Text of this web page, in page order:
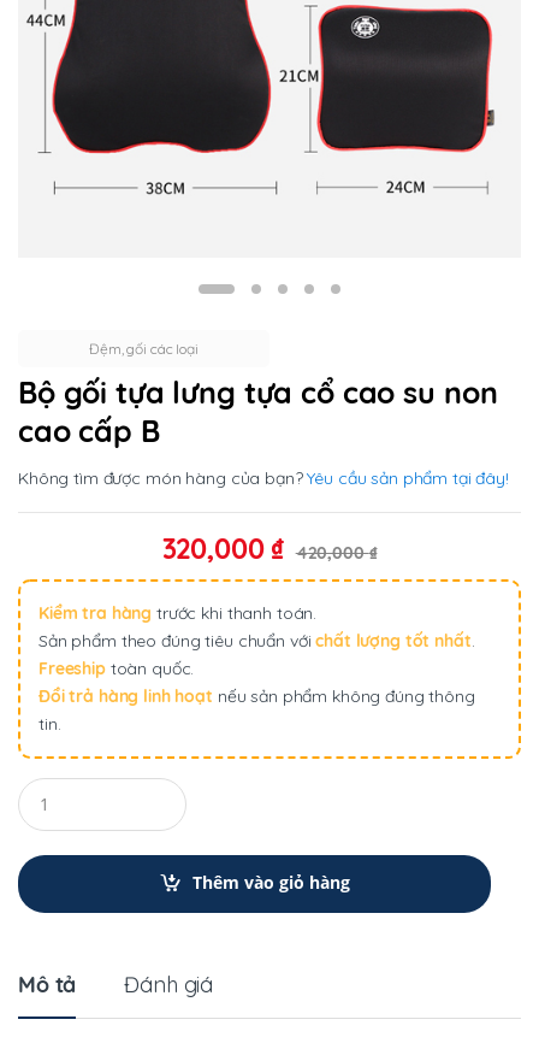
Đệm, gối các loại
Bộ gối tựa lưng tựa cổ cao su non
cao cấp B
Không tìm được món hàng của bạn?Yêu cầu sản phẩm tại đây!
320,000 ₫ 420,000₫
Kiểm tra hàng trước khi thanh toán.
Sản phẩm theo đúng tiêu chuẩn vớichất lượng tốt nhất.
Freeshiptoàn quốc.
Đổi trả hàng linh hoạt nếu sản phẩm không đúng thông
tin.
Q
u
a
t
i
Thêm vào giỏ hàng
Mô tả Đánh giá